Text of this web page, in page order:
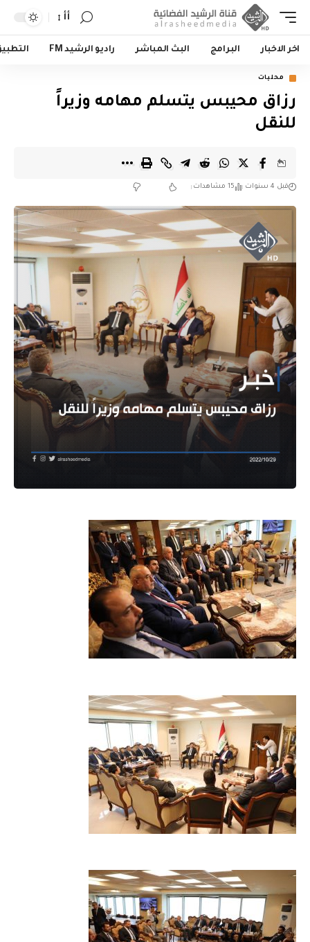
أأ
اخر الاخبار البرامج البث المباشر راديو الرشيد FM
محليات
رزاق محيبس يتسلم مهامه وزيراً
للنقل
قبل 4 سنوات 15 مشاهدات